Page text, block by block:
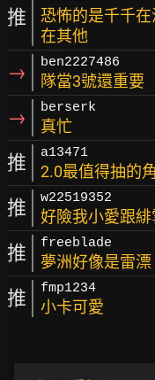
推
恐怖的是千千
在其他
→ ben2227486
隊當3號還重要
→ berserk
真忙
推 a13471
2.0最值得抽的
推 w22519352
好險我小愛跟
推 freeblade
夢洲好像是雷漂
推 fmp1234
小卡可愛